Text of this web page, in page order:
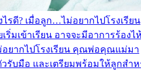
ไรดี? เมื่อลูก…ไม่อยากไปโรงเรียน
เริ่มเข้าเรียน อาจจะมีอาการร้องไ
อยากไปโรงเรียน คุณพ่อคุณแม่มา
วรับมือ และเตรียมพร้อมให้ลูกสำ